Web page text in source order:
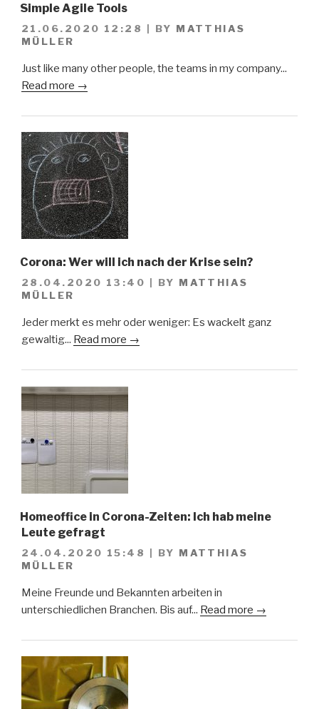
Simple Agile Tools
21.06.2020 12:28 BY MATTHIAS
MÜLLER
Just like many other people, the teams in my company...
Read more →
Corona: Wer will ich nach der Krise sein?
28.04.2020 13:40 BY MATTHIAS
MÜLLER
Jeder merkt es mehr oder weniger: Es wackelt ganz
gewaltig... Read more →
Homeoffice in Corona-Zeiten: Ich hab meine
Leute gefragt
24.04.2020 15:48 BY MATTHIAS
MÜLLER
Meine Freunde und Bekannten arbeiten in
unterschiedlichen Branchen. Bis auf... Read more →